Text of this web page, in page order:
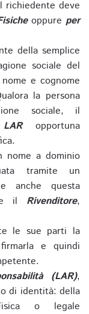
richiedente deve
oppure per
della semplice
sociale del
e cognome
la persona
sociale, il
LARopportuna
nome a dominio
tramite un
anche questa
il Rivenditore,
le sue parti la
e quindi
(LAR),
di identità: della
o legale